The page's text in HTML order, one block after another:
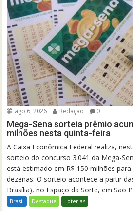
ago 6, 2026 Redação 0
Mega-Sena sorteia prêmio
milhões nesta quinta-feira
A Caixa Econômica Federal realiza,
sorteio do concurso 3.041 da Mega-
está estimado em R$ 150 milhões
dezenas. O sorteio acontece a partir
Brasília), no Espaço da Sorte, em São
Brasil Destaque Loterias